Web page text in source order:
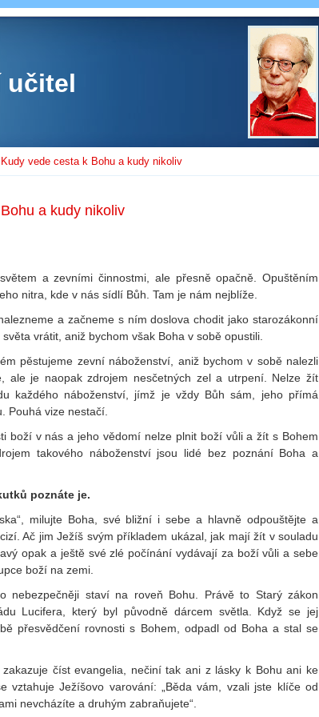
učitel
Kudy vede cesta k Bohu a kudy nikoliv
a kudy nikoliv
a zevními činnostmi, ale přesně opačně. Opuštěním
nitra, kde v nás sídlí Bůh. Tam je nám nejblíže.
a začneme s ním doslova chodit jako starozákonní
vrátit, aniž bychom však Boha v sobě opustili.
pěstujeme zevní náboženství, aniž bychom v sobě nalezli
ale je naopak zdrojem nesčetných zel a utrpení. Nelze žít
každého náboženství, jímž je vždy Bůh sám, jeho přímá
Pouhá vize nestačí.
boží v nás a jeho vědomí nelze plnit boží vůli a žít s Bohem
takového náboženství jsou lidé bez poznání Boha a
poznáte je.
milujte Boha, své bližní i sebe a hlavně odpouštějte a
Ač jim Ježíš svým příkladem ukázal, jak mají žít v souladu
opak a ještě své zlé počínání vydávají za boží vůli a sebe
boží na zemi.
nebezpečněji staví na roveň Bohu. Právě to Starý zákon
Lucifera, který byl původně dárcem světla. Když se jej
přesvědčení rovnosti s Bohem, odpadl od Boha a stal se
číst evangelia, nečiní tak ani z lásky k Bohu ani ke
vztahuje Ježíšovo varování: „Běda vám, vzali jste klíče od
nevcházíte a druhým zabraňujete“.